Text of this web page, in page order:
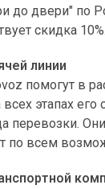
до двери" по
скидка 10%.
линии
помогут в
всех этапах
перевозки.
по всем